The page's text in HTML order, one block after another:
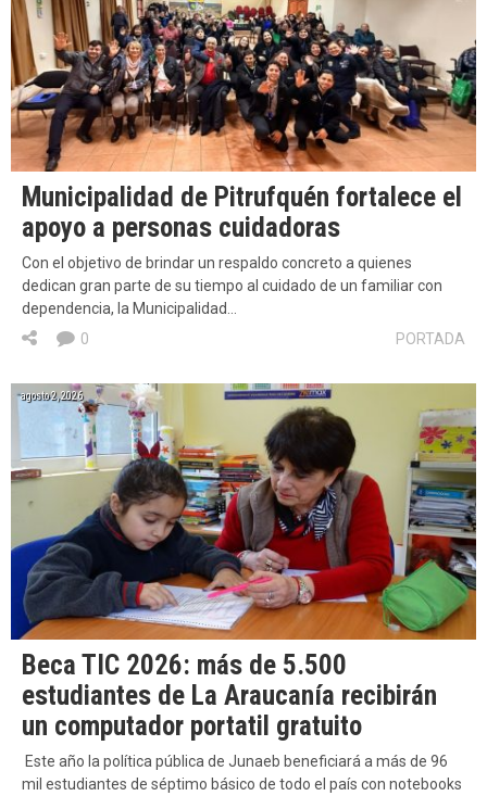
Municipalidad de Pitrufquén fortalece el
apoyo a personas cuidadoras
Con el objetivo de brindar un respaldo concreto a quienes
dedican gran parte de su tiempo al cuidado de un familiar con
dependencia, la Municipalidad…
PORTADA
0
agosto 2, 2026
Beca TIC 2026: más de 5.500
estudiantes de La Araucanía recibirán
un computador portatil gratuito
Este año la política pública de Junaeb beneficiará a más de 96
mil estudiantes de séptimo básico de todo el país con notebooks